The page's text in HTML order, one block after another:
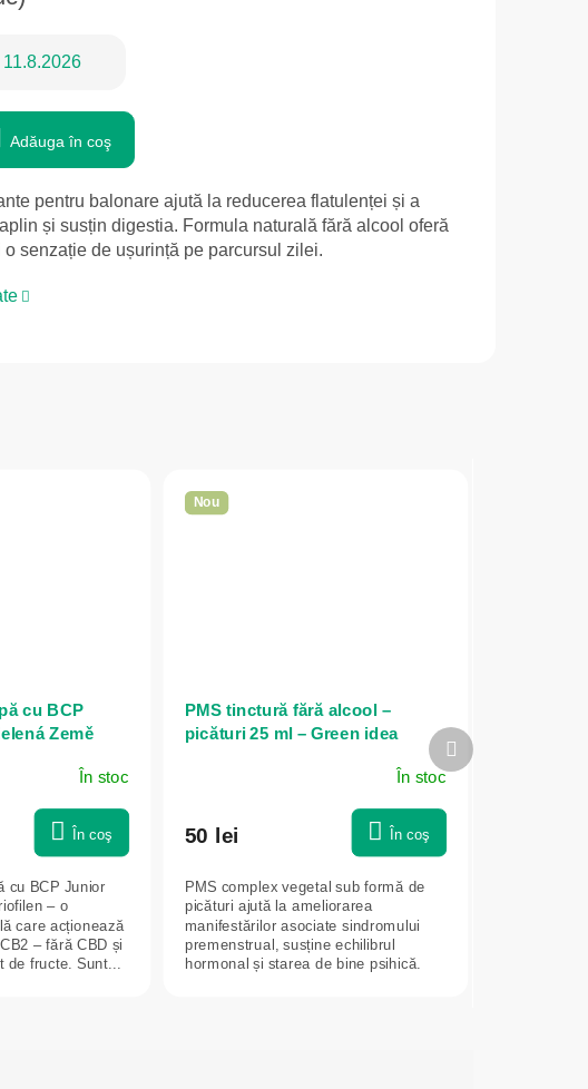
11.8.2026
Adăuga în coş
pentru balonare ajută la reducerea flatulenței și a
și susțin digestia. Formula naturală fără alcool oferă
o senzație de ușurință pe parcursul zilei.
cu BCP
Země
În stoc
În coş
cu BCP Junior
– o
care acționează
– fără CBD și
fructe. Sunt...
Nou
PMS tinctură fără alcool –
picături 25 ml – Green idea
În stoc
50 lei În coş
PMS complex vegetal sub formă de
picături ajută la ameliorarea
manifestărilor asociate sindromului
premenstrual, susține echilibrul
hormonal și starea de bine psihică.
Produsul
următor